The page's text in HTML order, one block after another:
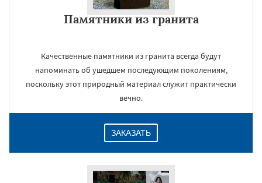
Памятники из гранита
Качественные памятники из гранита всегда будут
напоминать об ушедшем последующим поколениям,
поскольку этот природный материал служит практически
вечно.
ЗАКАЗАТЬ